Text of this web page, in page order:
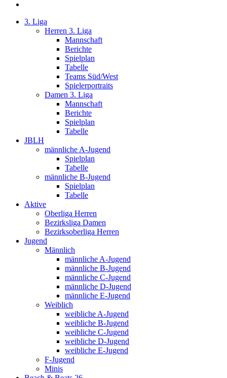
3. Liga
Herren 3. Liga
Mannschaft
Berichte
Spielplan
Tabelle
Teams Süd/West
Spielerportraits
Damen 3. Liga
Mannschaft
Berichte
Spielplan
Tabelle
JBLH
männliche A-Jugend
Spielplan
Tabelle
männliche B-Jugend
Spielplan
Tabelle
Aktive
Oberliga Herren
Bezirksliga Damen
Bezirksoberliga Herren
Jugend
Männlich
männliche A-Jugend
männliche B-Jugend
männliche C-Jugend
männliche D-Jugend
männliche E-Jugend
Weiblich
weibliche A-Jugend
weibliche B-Jugend
weibliche C-Jugend
weibliche D-Jugend
weibliche E-Jugend
F-Jugend
Minis